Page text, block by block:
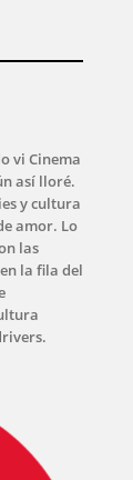
vi Cinema
así lloré.
y cultura
amor. Lo
las
la fila del